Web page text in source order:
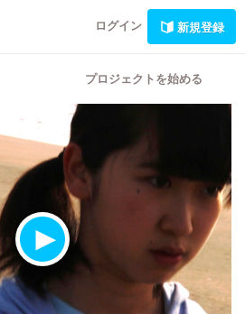
ログイン 新規登録
プロジェクトを始める